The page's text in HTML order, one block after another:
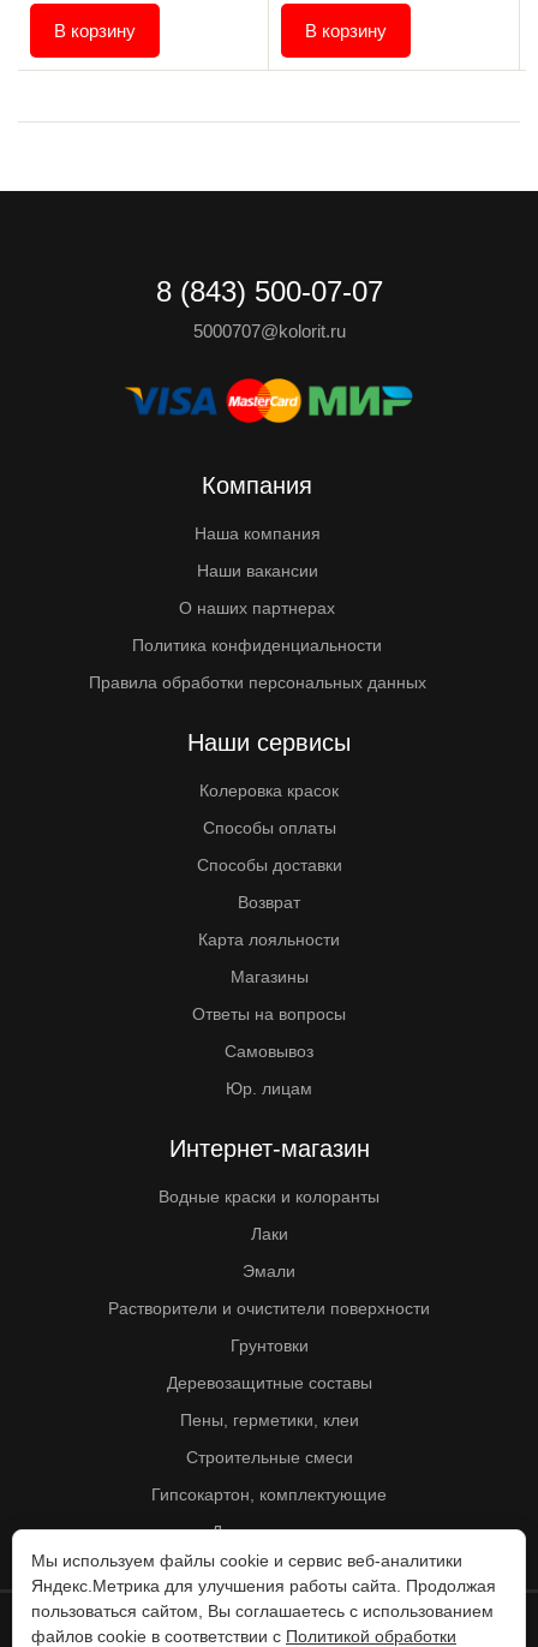
В корзину В корзину
8 (843) 500-07-07
5000707@kolorit.ru
Компания
Наша компания
Наши вакансии
О наших партнерах
Политика конфиденциальности
Правила обработки персональных данных
Наши сервисы
Колеровка красок
Способы оплаты
Способы доставки
Возврат
Карта лояльности
Магазины
Ответы на вопросы
Самовывоз
Юр. лицам
Интернет-магазин
Водные краски и колоранты
Лаки
Эмали
Растворители и очистители поверхности
Грунтовки
Деревозащитные составы
Пены, герметики, клеи
Строительные смеси
Гипсокартон, комплектующие
Другие товары
© Колорит 1995 - 2026
Мы используем файлы cookie и сервис веб-аналитики
Яндекс.Метрика для улучшения работы сайта. Продолжая
пользоваться сайтом, Вы соглашаетесь с использованием
файлов cookie в соответствии с Политикой обработки